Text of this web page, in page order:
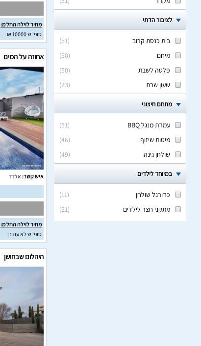
לציבור הדתי
(
51
)
בית כנסת קרוב
(
50
)
מיחם
(
50
)
פלטה לשבת
(
23
) שעון שבת
מתחם חיצוני
(
51
)
עמדת מנגל BBQ
(
46
)
מיטות שיזוף
(
49
) שולחן גינה
במיוחד לילדים
(
11
)
כדורגל שולחן
(
21
) מתקני חצר לילדים
מחיר לוילה החל מ:
סופ"ש 10000 ₪
אחוזה על המים
איש קשר: אלדד
מחיר לוילה החל מ:
סופ"ש לא עודכן
היהלום שבחושן